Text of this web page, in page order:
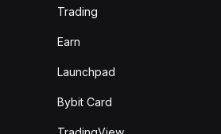
Trading
Earn
Launchpad
Bybit Card